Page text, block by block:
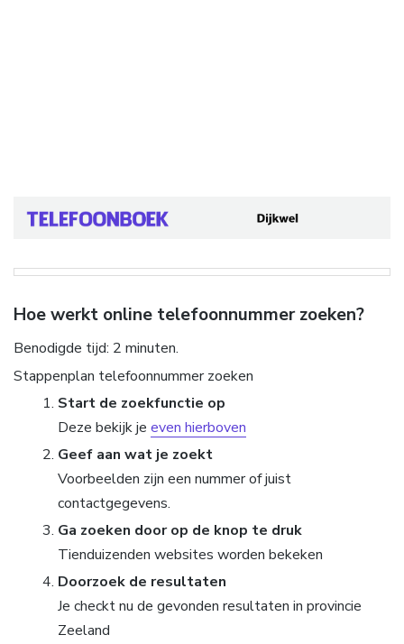
Hoe werkt online telefoonnummer zoeken?
Benodigde tijd: 2 minuten.
Stappenplan telefoonnummer zoeken
Start de zoekfunctie op
Deze bekijk je even hierboven
Geef aan wat je zoekt
Voorbeelden zijn een nummer of juist
contactgegevens.
Ga zoeken door op de knop te druk
Tienduizenden websites worden bekeken
Doorzoek de resultaten
Je checkt nu de gevonden resultaten in provincie
Zeeland